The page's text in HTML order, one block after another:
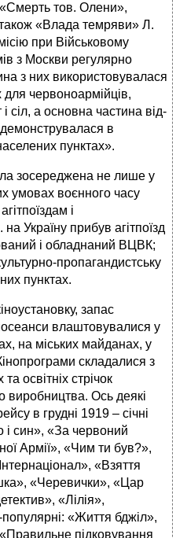
тов. Олени»,
«Влада темряви» Л.
при Військовому
з Москви регулярно
з них використовувалася
червоноармійців,
сіл, а основна частина від­
в
пунктах».
зосереджена не лише у
умовах воєнного часу
і
Україну прибув агітпоїзд
і обладнаний ВЦВК;
пропагандистську
пунктах.
запас
влаштовувалися у
на міських майданах, у
складалися з
освітніх стрічок
виробництва. Ось деякі
в грудні 1919 – січні
і син», «За червоний
Армії», «Чим ти був?»,
«Взяття
«Черевички», «Цар
«Лілія»,
«Життя бджіл»,
підковування